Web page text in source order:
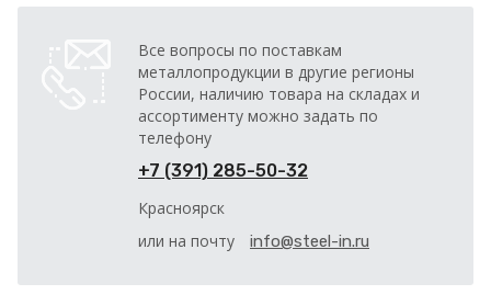
Все вопросы по поставкам
металлопродукции в другие регионы
России, наличию товара на складах и
ассортименту можно задать по
телефону
+7 (391) 285-50-32
Красноярск
или на почту
info@steel-in.ru